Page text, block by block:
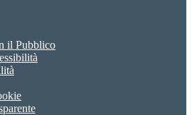
il Pubblico